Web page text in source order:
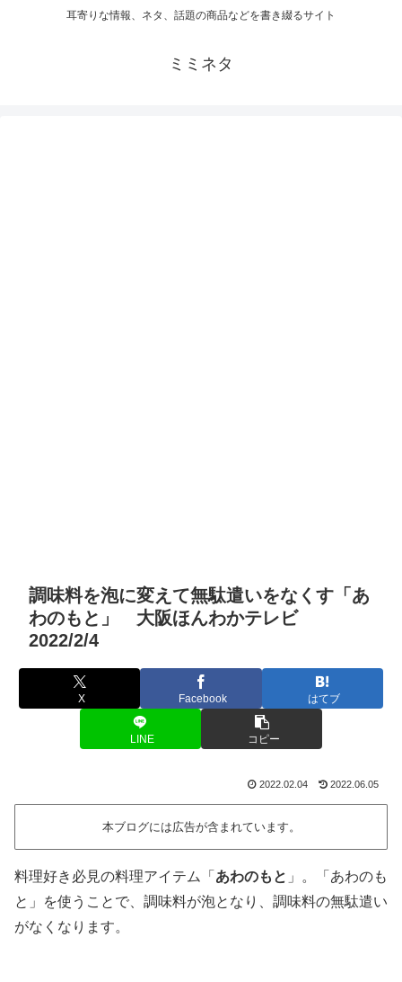
耳寄りな情報、ネタ、話題の商品などを書き綴るサイト
ミミネタ
調味料を泡に変えて無駄遣いをなくす「あ
わのもと」 大阪ほんわかテレビ
2022/2/4
X Facebook はてブ
LINE コピー
2022.02.04 2022.06.05
本ブログには広告が含まれています。
料理好き必見の料理アイテム「 あわのもと 」。「あわのも
と」を使うことで、調味料が泡となり、調味料の無駄遣い
がなくなります。